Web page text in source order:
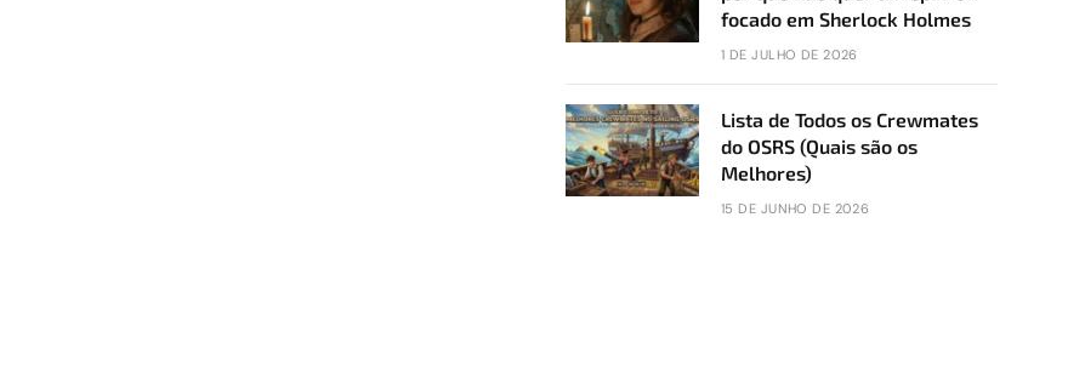
focado em Sherlock Holmes
1 DE JULHO DE 2026
Lista de Todos os Crewmates
do OSRS (Quais são os
Melhores)
15 DE JUNHO DE 2026